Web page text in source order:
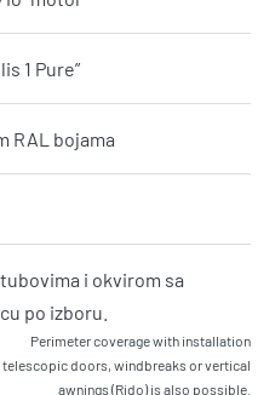
1 Pure”
RAL bojama
i okvirom sa
po izboru.
Perimeter coverage with installation
doors, windbreaks or vertical
awnings (Rido) is also possible.